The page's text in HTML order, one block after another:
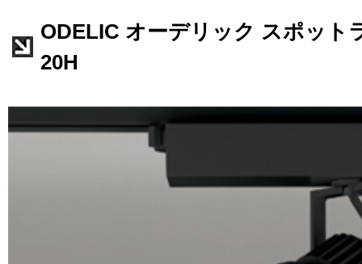
ODELIC オーデリック スポット
20H